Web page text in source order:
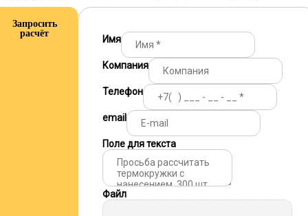
Запросить
расчёт
Имя
Компания
Телефон
email
Поле для текста
Файл